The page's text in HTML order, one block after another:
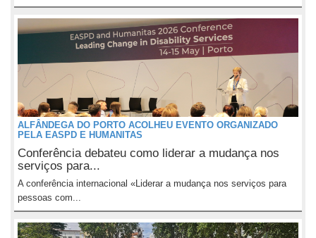
ALFÂNDEGA DO PORTO ACOLHEU EVENTO ORGANIZADO
PELA EASPD E HUMANITAS
Conferência debateu como liderar a mudança nos
serviços para...
A conferência internacional «Liderar a mudança nos serviços para
pessoas com...